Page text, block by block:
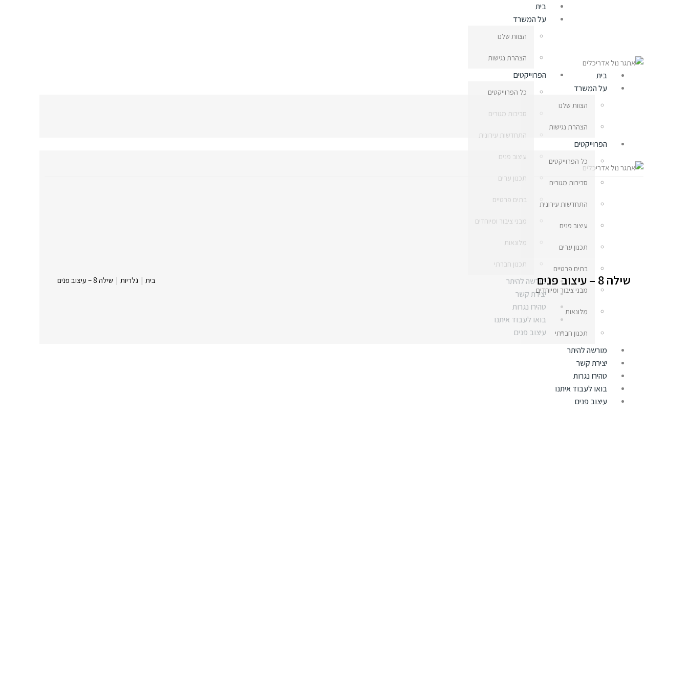
בית
על המשרד
הצוות שלנו
הצהרת נגישות
הפרוייקטים
כל הפרוייקטים
סביבות מגורים
התחדשות עירונית
עיצוב פנים
תכנון ערים
בתים פרטיים
מבני ציבור ומיוחדים
מלונאות
תכנון חברתי
מורשה להיתר
יצירת קשר
טהירו נגרות
בואו לעבוד איתנו
עיצוב פנים
בית
על המשרד
הצוות שלנו
הצהרת נגישות
הפרוייקטים
כל הפרוייקטים
סביבות מגורים
התחדשות עירונית
עיצוב פנים
תכנון ערים
בתים פרטיים
מבני ציבור ומיוחדים
מלונאות
תכנון חברתי
מורשה להיתר
יצירת קשר
טהירו נגרות
בואו לעבוד איתנו
עיצוב פנים
שילה 8 – עיצוב פנים בית | גלריות | שילה 8 – עיצוב פנים